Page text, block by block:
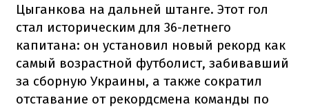
Цыганкова на дальней штанге. Этот гол
стал историческим для 36-летнего
капитана: он установил новый рекорд как
самый возрастной футболист, забивавший
за сборную Украины, а также сократил
отставание от рекордсмена команды по